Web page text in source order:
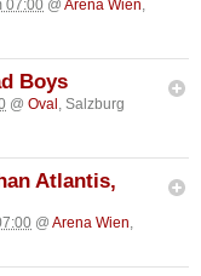
07:00 @ Arena Wien,
Boys
@ Oval , Salzburg
Atlantis,
@ Arena Wien,